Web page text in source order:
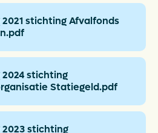
stichting Afvalfonds
stichting
Statiegeld.pdf
stichting